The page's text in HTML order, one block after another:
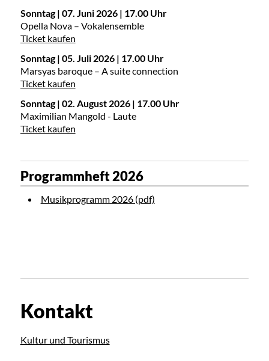
Sonntag | 07. Juni 2026 | 17.00 Uhr
Opella Nova – Vokalensemble
Ticket kaufen
Sonntag | 05. Juli 2026 | 17.00 Uhr
Marsyas baroque – A suite connection
Ticket kaufen
Sonntag | 02. August 2026 | 17.00 Uhr
Maximilian Mangold - Laute
Ticket kaufen
Programmheft 2026
Musikprogramm 2026 (pdf)
Kontakt
Kultur und Tourismus